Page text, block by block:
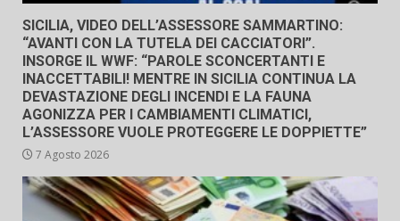
SICILIA, VIDEO DELL’ASSESSORE SAMMARTINO:
“AVANTI CON LA TUTELA DEI CACCIATORI”.
INSORGE IL WWF: “PAROLE SCONCERTANTI E
INACCETTABILI! MENTRE IN SICILIA CONTINUA LA
DEVASTAZIONE DEGLI INCENDI E LA FAUNA
AGONIZZA PER I CAMBIAMENTI CLIMATICI,
L’ASSESSORE VUOLE PROTEGGERE LE DOPPIETTE”
7 Agosto 2026